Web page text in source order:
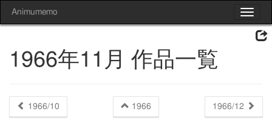
Toggle
Animumemo
1966年11月 作品一覧
1966/10 1966 1966/12